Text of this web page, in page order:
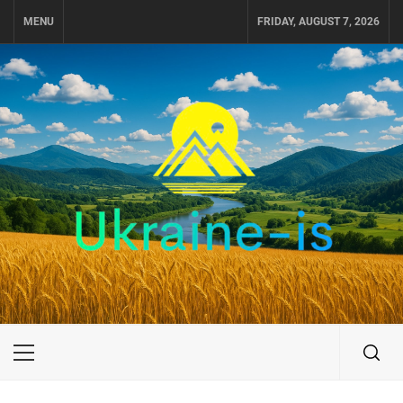
MENU FRIDAY, AUGUST 7, 2026
UKRAINE-IS
ПОДОРОЖI ПО УКРАЇНІ
Primary